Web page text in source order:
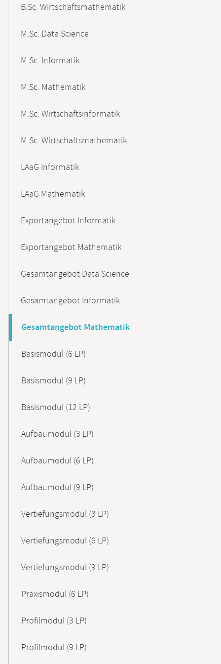
B.Sc. Wirtschaftsmathematik
M.Sc. Data Science
M.Sc. Informatik
M.Sc. Mathematik
M.Sc. Wirtschaftsinformatik
M.Sc. Wirtschaftsmathematik
LAaG Informatik
LAaG Mathematik
Exportangebot Informatik
Exportangebot Mathematik
Gesamtangebot Data Science
Gesamtangebot Informatik
Gesamtangebot Mathematik
Basismodul (6 LP)
Basismodul (9 LP)
Basismodul (12 LP)
Aufbaumodul (3 LP)
Aufbaumodul (6 LP)
Aufbaumodul (9 LP)
Vertiefungsmodul (3 LP)
Vertiefungsmodul (6 LP)
Vertiefungsmodul (9 LP)
Praxismodul (6 LP)
Profilmodul (3 LP)
Profilmodul (9 LP)